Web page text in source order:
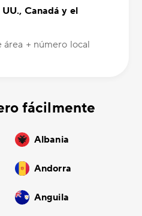
Canadá y el
área + número local
fácilmente
Albania
Andorra
Anguila